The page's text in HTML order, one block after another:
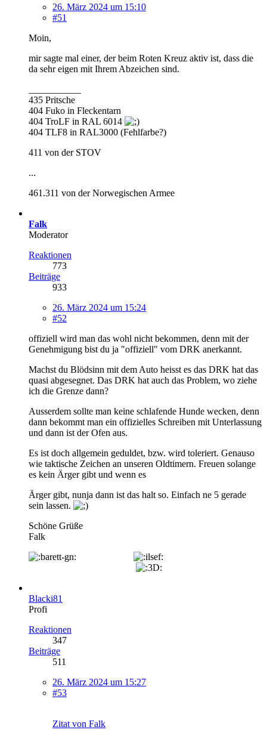
26. März 2024 um 15:10
#51
Moin,
mir sagte mal einer, der beim Roten Kreuz aktiv ist, dass die
da sehr eigen mit Ihrem Abzeichen sind.
435 Pritsche
404 Fuko in Fleckentarn
404 TroLF in RAL 6014
404 TLF8 in RAL3000 (Fehlfarbe?)
411 von der STOV
...
461.311 von der Norwegischen Armee
Falk
Moderator
Reaktionen
773
Beiträge
933
26. März 2024 um 15:24
#52
offiziell wird man das wohl nicht bekommen, denn mit der
Genehmigung bist du ja "offiziell" vom DRK anerkannt.
Machst du Blödsinn mit dem Auto heisst es das DRK hat das
quasi abgesegnet. Das DRK hat auch das Problem, wo ziehe
ich die Grenze dann?
Ausserdem sollte man keine schlafende Hunde wecken, denn
dann bekommt man ein offizielles Schreiben mit Unterlassung
und dann ist der Ofen aus.
Es ist doch allgemein geduldet, bzw. wird toleriert. Genauso
wie taktische Zeichen an unseren Oldtimern. Freuen solange
es kein Ärger gibt und wenn es
Ärger gibt, nunja dann ist das halt so. Einfach ne 5 gerade
sein lassen.
Schöne Grüße
Falk
Blacki81
Profi
Reaktionen
347
Beiträge
511
26. März 2024 um 15:27
#53
Zitat von Falk